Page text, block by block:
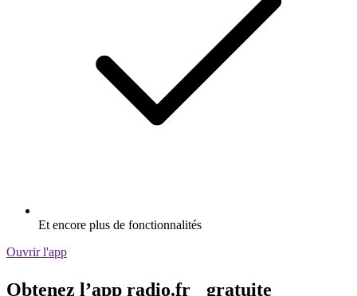
Et encore plus de fonctionnalités
Ouvrir l'app
Obtenez l’app radio.fr gratuite